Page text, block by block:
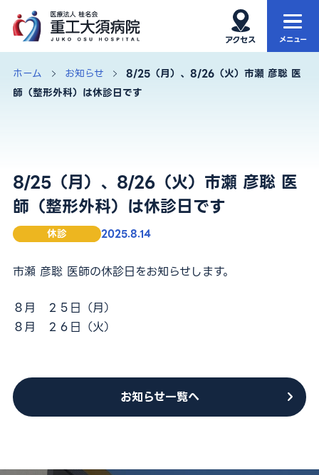
ホーム
当院について
健康診断
再生医療
アクセス・院内MAP
医療関係者の方
ホーム お知らせ
8/25（月）、8/26（火）市瀬 彦聡 医
師（整形外科）は休診日です
8/25（月）、8/26（火）市瀬 彦聡 医
師（整形外科）は休診日です
休診 2025.8.14
市瀬 彦聡 医師の休診日をお知らせします。
８月 ２５日（月）
８月 ２６日（火）
お知らせ一覧へ